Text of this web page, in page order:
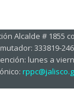
Alcalde # 1855
333819-
lunes a